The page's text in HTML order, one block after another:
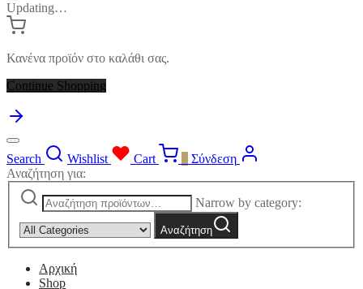
Updating…
Κανένα προϊόν στο καλάθι σας.
Continue Shopping
Search Wishlist Cart
Σύνδεση
Αναζήτηση για:
Narrow by category:
Αναζήτηση
Αρχική
Shop